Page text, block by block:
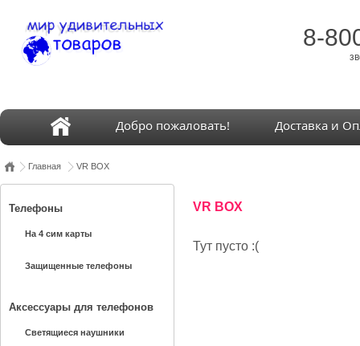
8-
Добро пожаловать! Доставка и
Главная VR BOX
Телефоны
На 4 сим карты
Защищенные телефоны
Аксессуары для телефонов
Светящиеся наушники
VR BOX
Тут пусто :(